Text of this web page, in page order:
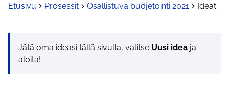
Etusivu Prosessit Osallistuva budjetointi 2021 Ideat
Jätä oma ideasi tällä sivulla, valitse Uusi idea ja
aloita!